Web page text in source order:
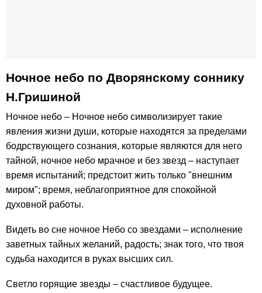
Ночное небо по Дворянскому соннику
Н.Гришиной
Ночное небо – Ночное небо символизирует такие
явления жизни души, которые находятся за пределами
бодрствующего сознания, которые являются для него
тайной, ночное небо мрачное и без звезд – наступает
время испытаний; предстоит жить только "внешним
миром"; время, неблагоприятное для спокойной
духовной работы.
Видеть во сне ночное Небо со звездами – исполнение
заветных тайных желаний, радость; знак того, что твоя
судьба находится в руках высших сил.
Светло горящие звезды – счастливое будущее.